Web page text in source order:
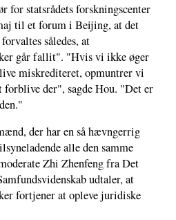
for statsrådets forskningscenter
til et forum i Beijing, at det
således, at
går fallit". "Hvis vi ikke øger
miskrediteret, opmuntrer vi
der", sagde Hou. "Det er
der har en så hævngerrig
alle den samme
Zhi Zhenfeng fra Det
udtaler, at
fortjener at opleve juridiske